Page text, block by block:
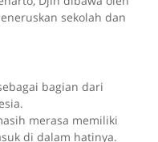
sekolah dan
bagian dari
merasa memiliki
di dalam hatinya.